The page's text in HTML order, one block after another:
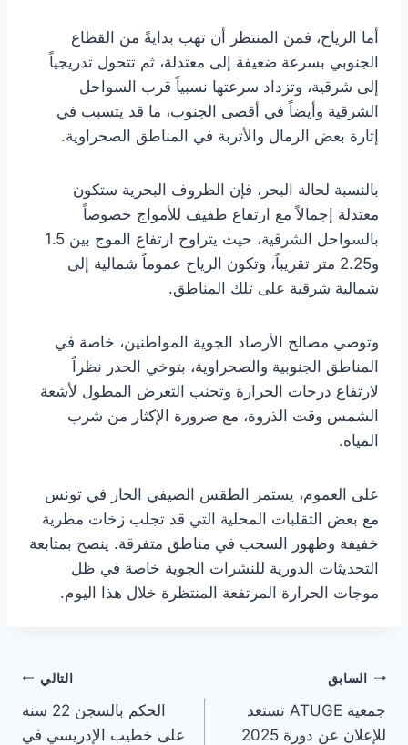
أما الرياح، فمن المنتظر أن تهب بدايةً من القطاع
الجنوبي بسرعة ضعيفة إلى معتدلة، ثم تتحول تدريجياً
إلى شرقية، وتزداد سرعتها نسبياً قرب السواحل
الشرقية وأيضاً في أقصى الجنوب، ما قد يتسبب في
إثارة بعض الرمال والأتربة في المناطق الصحراوية.
بالنسبة لحالة البحر، فإن الظروف البحرية ستكون
معتدلة إجمالاً مع ارتفاع طفيف للأمواج خصوصاً
بالسواحل الشرقية، حيث يتراوح ارتفاع الموج بين 1.5
و2.25 متر تقريباً، وتكون الرياح عموماً شمالية إلى
شمالية شرقية على تلك المناطق.
وتوصي مصالح الأرصاد الجوية المواطنين، خاصة في
المناطق الجنوبية والصحراوية، بتوخي الحذر نظراً
لارتفاع درجات الحرارة وتجنب التعرض المطول لأشعة
الشمس وقت الذروة، مع ضرورة الإكثار من شرب
المياه.
على العموم، يستمر الطقس الصيفي الحار في تونس
مع بعض التقلبات المحلية التي قد تجلب زخات مطرية
خفيفة وظهور السحب في مناطق متفرقة. ينصح بمتابعة
التحديثات الدورية للنشرات الجوية خاصة في ظل
موجات الحرارة المرتفعة المنتظرة خلال هذا اليوم.
تصفّح
المقالات
السابق
جمعية ATUGE تستعد
للإعلان عن دورة 2025
التالي
الحكم بالسجن 22 سنة
على خطيب الإدريسي في